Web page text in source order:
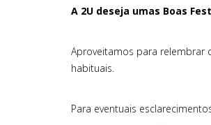
A 2U deseja umas Boas
Aproveitamos para relembrar
habituais.
Para eventuais